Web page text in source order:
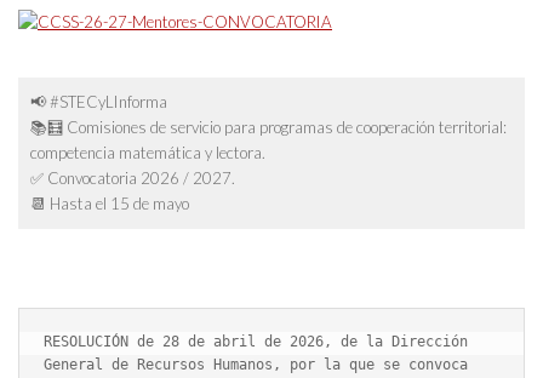
📢 #STECyLInforma
📚🧮 Comisiones de servicio para programas de cooperación territorial:
competencia matemática y lectora.
✅ Convocatoria 2026 / 2027.
📆 Hasta el 15 de mayo
RESOLUCIÓN de 28 de abril de 2026, de la Dirección
General de Recursos Humanos, por la que se convoca